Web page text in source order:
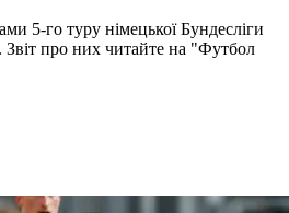
5-го туру німецької Бундесліги
Звіт про них читайте на "Футбол